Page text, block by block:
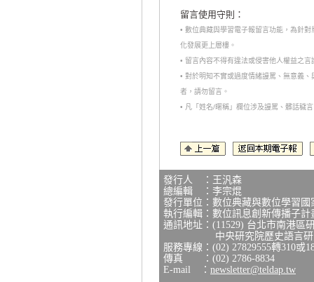
留言使用守則：
• 數位典藏與學習電子報留言功能，為針
化發展更上層樓。
• 留言內容不得有違法或侵害他人權益之
• 對於明知不實或過度情緒謾罵、無意義
者，請勿留言。
• 凡「姓名/暱稱」欄位涉及謾罵、髒話穢
發行人 ：王汎森
總編輯 ：李宗焜
發行單位：數位典藏與數位學習
執行編輯：數位訊息創新傳播子計
通訊地址：(11529) 台北市南港區
中央研究院歷史語言研究
服務專線：(02) 27829555轉310或
傳真 ：(02) 2786-8834
E-mail ： newsletter@teldap.tw